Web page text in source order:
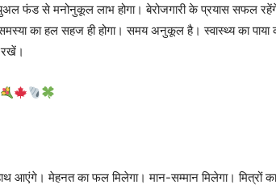
फंड से मनोनुकूल लाभ होगा। बेरोजगारी के प्रयास सफल
का हल सहज ही होगा। समय अनुकूल है। स्वास्थ्य का
आएंगे। मेहनत का फल मिलेगा। मान-सम्मान मिलेगा। मित्रों